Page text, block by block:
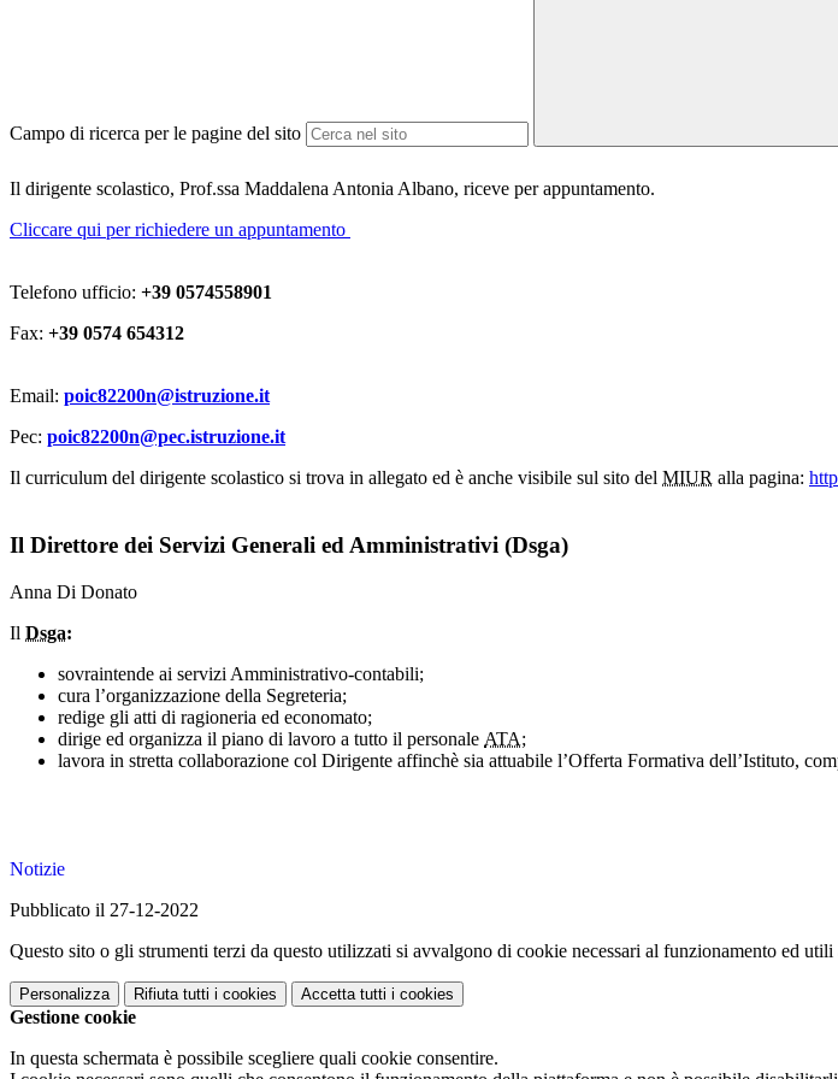
Campo di ricerca per le pagine del sito
Il dirigente scolastico, Prof.ssa Maddalena Antonia Albano, riceve per appuntamento.
Cliccare qui per richiedere un appuntamento
Telefono ufficio: +39 0574558901
Fax: +39 0574 654312
Email: poic82200n@istruzione.it
Pec: poic82200n@pec.istruzione.it
Il curriculum del dirigente scolastico si trova in allegato ed è anche visibile sul sito del MIUR alla pagina:
Il Direttore dei Servizi Generali ed Amministrativi (Dsga)
Anna Di Donato
Il Dsga:
sovraintende ai servizi Amministrativo-contabili;
cura l’organizzazione della Segreteria;
redige gli atti di ragioneria ed economato;
dirige ed organizza il piano di lavoro a tutto il personale ATA;
lavora in stretta collaborazione col Dirigente affinchè sia attuabile l’Offerta Formativa dell’Istituto,
Notizie
Pubblicato il 27-12-2022
Questo sito o gli strumenti terzi da questo utilizzati si avvalgono di cookie necessari al funzionamento ed
Personalizza Rifiuta tutti i cookies Accetta tutti i cookies
Gestione cookie
In questa schermata è possibile scegliere quali cookie consentire.